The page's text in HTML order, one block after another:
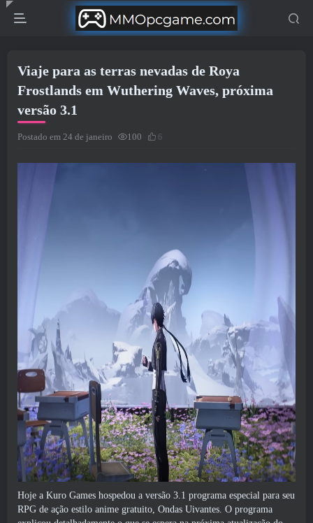
Viaje para as terras nevadas de Roya
Frostlands em Wuthering Waves, próxima
versão 3.1
Postado em 24 de janeiro 100 6
Hoje a Kuro Games hospedou a versão 3.1 programa especial para seu
RPG de ação estilo anime gratuito, Ondas Uivantes. O programa